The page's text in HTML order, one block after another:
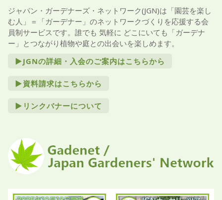
ジャパン・ガーデナーズ・ネットワーク(JGN)は「園芸を楽し
む人」＝「ガーデナー」のネットワークづくりを応援する会
員制サービスです。誰でも 気軽に どこにいても「ガーデナ
ー」とつながり植物や庭との出会いを楽しめます。
►JGNの詳細・入会のご案内はこちらから
►資料請求はこちらから
►リンクバナーについて